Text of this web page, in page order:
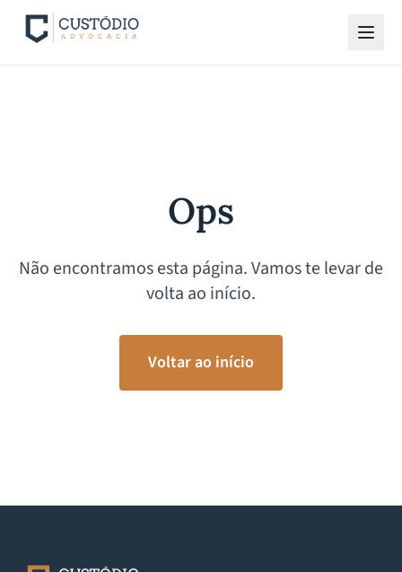
Ops
Não encontramos esta página. Vamos te levar de
volta ao início.
Voltar ao início